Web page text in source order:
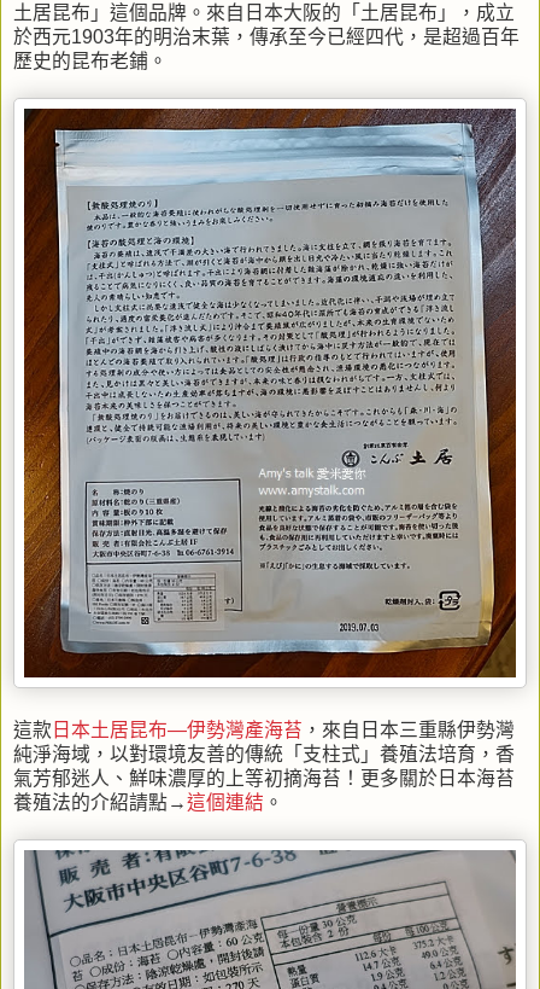
土居昆布」這個品牌。來自日本大阪的「土居昆布」，成立
於西元1903年的明治末葉，傳承至今已經四代，是超過百年
歷史的昆布老鋪。
這款 日本土居昆布—伊勢灣產海苔 ，來自日本三重縣伊勢灣
純淨海域，以對環境友善的傳統「支柱式」養殖法培育，香
氣芳郁迷人、鮮味濃厚的上等初摘海苔！更多關於日本海苔
養殖法的介紹請點→這個連結 。